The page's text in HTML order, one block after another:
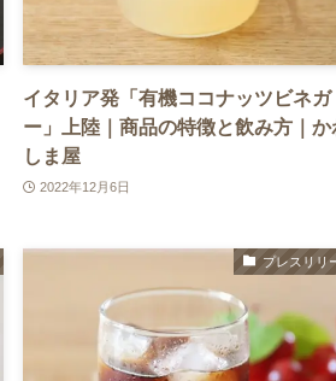
イタリア発「有機ココナッツビネガ
ー」上陸｜商品の特徴と飲み方｜か
しま屋
2022年12月6日
プレスリリ